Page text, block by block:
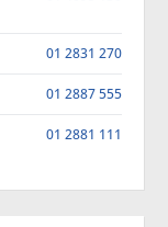
01 2831 270
01 2887 555
01 2881 111